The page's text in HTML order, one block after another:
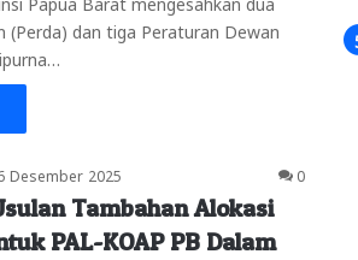
(Perda) dan tiga Peraturan Dewan
Desember 2025 0
Tambahan Alokasi
PAL-KOAP PB Dalam